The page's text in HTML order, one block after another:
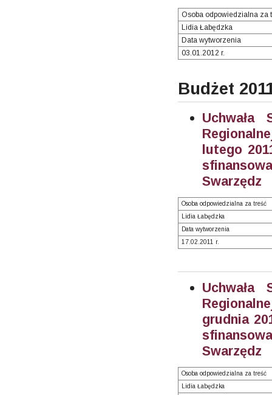
Osoba odpowiedzialna za
Lidia Łabędzka
Data wytworzenia
03.01.2012 r.
Budżet
Uchwała
lutego
Swarzędz
Osoba odpowiedzialna za treść
Lidia Łabędzka
Data wytworzenia
17.02.2011 r.
Uchwała
grudnia
Swarzędz
Osoba odpowiedzialna za treść
Lidia Łabędzka